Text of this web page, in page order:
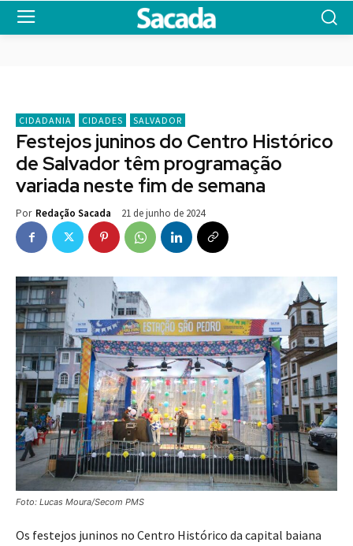
CIDADANIA CIDADES SALVADOR
Festejos juninos do Centro Histórico
de Salvador têm programação
variada neste fim de semana
Por Redação Sacada 21 de junho de 2024
Foto: Lucas Moura/Secom PMS
Os festejos juninos no Centro Histórico da capital baiana